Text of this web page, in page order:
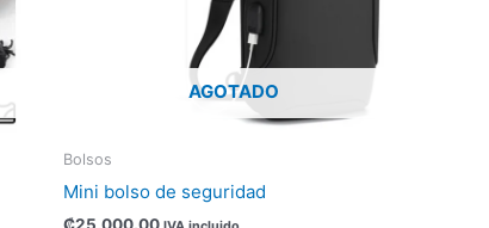
AGOTADO
Bolsos
Mini bolso de seguridad